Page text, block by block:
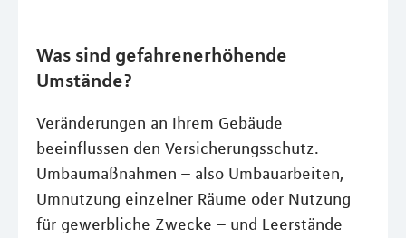
Was sind gefahrenerhöhende
Umstände?
Veränderungen an Ihrem Gebäude
beeinflussen den Versicherungsschutz.
Umbaumaßnahmen – also Umbauarbeiten,
Umnutzung einzelner Räume oder Nutzung
für gewerbliche Zwecke – und Leerstände